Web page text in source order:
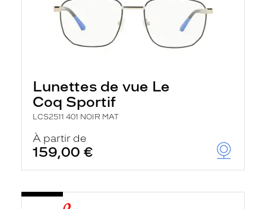
Lunettes de vue Le
Coq Sportif
LCS2511 401 NOIR MAT
À partir de
159,00 €